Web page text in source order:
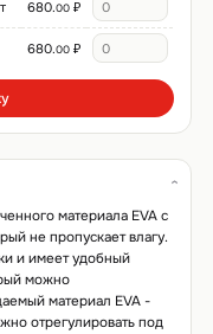
680.00₽
680.00₽
материала EVA с
не пропускает влагу.
и имеет удобный
можно
материал EVA -
отрегулировать под